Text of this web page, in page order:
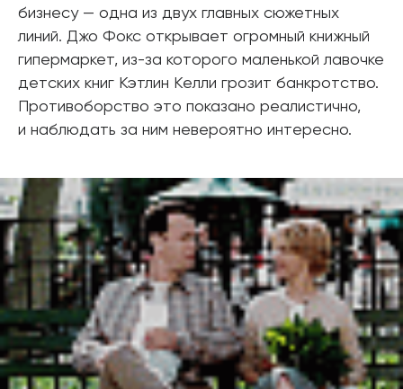
бизнесу — одна из двух главных сюжетных
линий. Джо Фокс открывает огромный книжный
гипермаркет, из-за которого маленькой лавочке
детских книг Кэтлин Келли грозит банкротство.
Противоборство это показано реалистично,
и наблюдать за ним невероятно интересно.